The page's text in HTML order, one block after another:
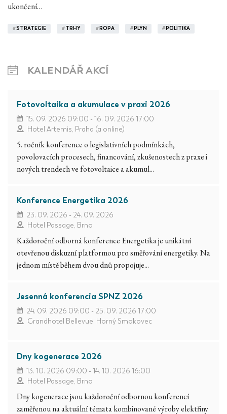
ukončení…
#STRATEGIE #TRHY # ROPA # PLYN # POLITIKA
KALENDÁŘ AKCÍ
Fotovoltaika a akumulace v praxi 2026
15. 09. 2026 09:00 - 16. 09. 2026 17:00
Hotel Artemis, Praha (a online)
5. ročník konference o legislativních podmínkách,
povolovacích procesech, financování, zkušenostech z praxe i
nových trendech ve fotovoltaice a akumul...
Konference Energetika 2026
23. 09. 2026 - 24. 09. 2026
Hotel Passage, Brno
Každoroční odborná konference Energetika je unikátní
otevřenou diskuzní platformou pro směřování energetiky. Na
jednom místě během dvou dnů propojuje...
Jesenná konferencia SPNZ 2026
24. 09. 2026 09:00 - 25. 09. 2026 17:00
Grandhotel Bellevue, Horný Smokovec
Dny kogenerace 2026
13. 10. 2026 09:00 - 14. 10. 2026 16:00
Hotel Passage, Brno
Dny kogenerace jsou každoroční odbornou konferencí
zaměřenou na aktuální témata kombinované výroby elektřiny